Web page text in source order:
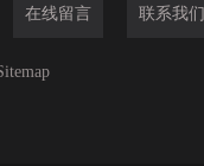
在线留言 联系我们